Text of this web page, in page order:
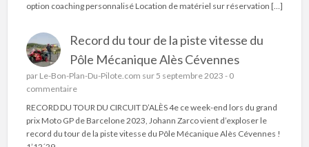
option coaching personnalisé Location de matériel sur réservation […]
Record du tour de la piste vitesse du
Pôle Mécanique Alès Cévennes
par Le-Bon-Plan-Du-Pilote.com sur 5 septembre 2023 - 0
commentaire
RECORD DU TOUR DU CIRCUIT D’ALÈS 4e ce week-end lors du grand
prix Moto GP de Barcelone 2023, Johann Zarco vient d’exploser le
record du tour de la piste vitesse du Pôle Mécanique Alès Cévennes !